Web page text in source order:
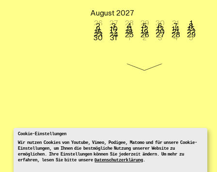
Cookie-Einstellungen
Wir nutzen Cookies von Youtube, Vimeo, Podigee, Matomo und für unsere Cookie-
Einstellungen, um Ihnen die bestmögliche Nutzung unserer Website zu
ermöglichen. Ihre Einstellungen können Sie jederzeit ändern. Um mehr zu
erfahren, lesen Sie bitte unsereDatenschutzerklärung.
August 2027
26
27 28 29 30 31 1
2 3 4 5 6 7 8
9 10 11 12 13 14 15
16 17 18 19 20 21 22
23 24 25 26 27 28 29
30 31 1 2 3 4 5